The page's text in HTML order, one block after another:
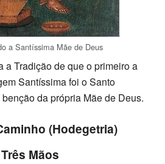
a Santíssima Mãe de Deus
a Tradição de que o primeiro a
Santíssima foi o Santo
da própria Mãe de Deus.
(Hodegetria)
Mãos